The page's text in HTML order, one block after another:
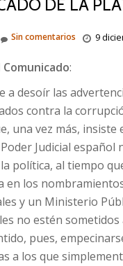
DE LA
9
Sin comentarios
:
a desoír las
contra la
una vez más, insiste
Judicial español
política, al tiempo
en los
y un Ministerio
no estén sometidos
pues,
a los que